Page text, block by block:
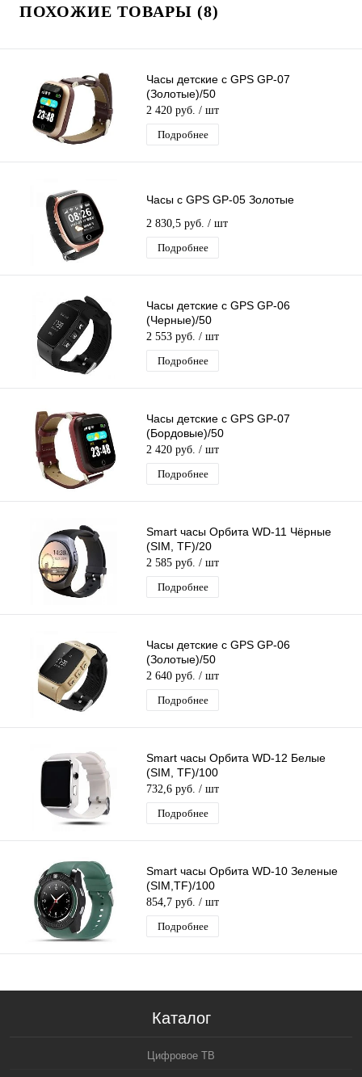
ПОХОЖИЕ ТОВАРЫ (8)
Часы детские с GPS GP-07
(Золотые)/50
2 420 руб. / шт
Подробнее
Часы с GPS GP-05 Золотые
2 830,5 руб. / шт
Подробнее
Часы детские с GPS GP-06
(Черные)/50
2 553 руб. / шт
Подробнее
Часы детские с GPS GP-07
(Бордовые)/50
2 420 руб. / шт
Подробнее
Smart часы Орбита WD-11 Чёрные
(SIM, TF)/20
2 585 руб. / шт
Подробнее
Часы детские с GPS GP-06
(Золотые)/50
2 640 руб. / шт
Подробнее
Smart часы Орбита WD-12 Белые
(SIM, TF)/100
732,6 руб. / шт
Подробнее
Smart часы Орбита WD-10 Зеленые
(SIM,TF)/100
854,7 руб. / шт
Подробнее
Каталог
Цифровое ТВ